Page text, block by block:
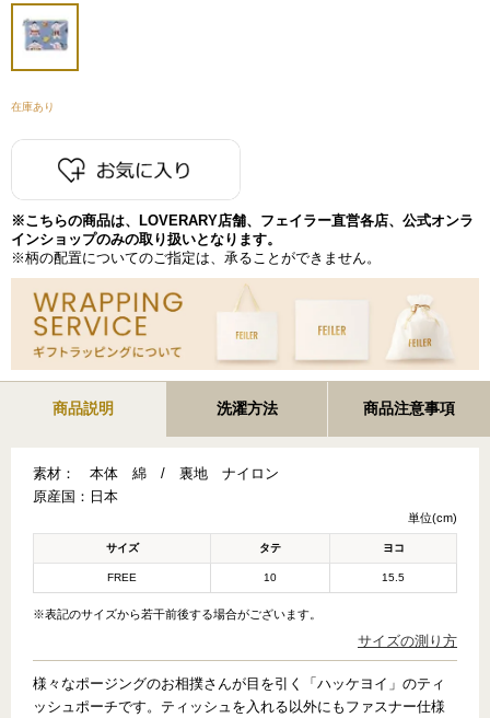
在庫あり
※こちらの商品は、LOVERARY店舗、フェイラー直営各店、公式オンラ
インショップのみの取り扱いとなります。
※柄の配置についてのご指定は、承ることができません。
商品説明 洗濯方法 商品注意事項
素材：
本体 綿 / 裏地 ナイロン
原産国： 日本
単位(cm)
サイズ タテ ヨコ
FREE 10 15.5
※表記のサイズから若干前後する場合がございます。
サイズの測り方
様々なポージングのお相撲さんが目を引く「ハッケヨイ」のティ
ッシュポーチです。ティッシュを入れる以外にもファスナー仕様